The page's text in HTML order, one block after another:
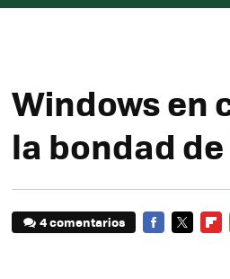
Windows en
la bondad
4 comentarios